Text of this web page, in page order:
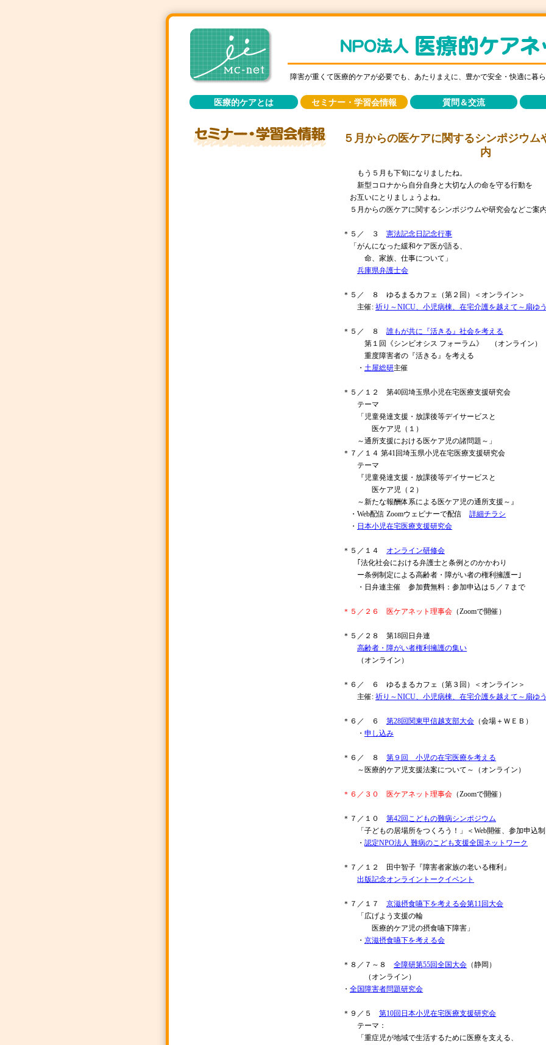
障害が重くて医療的ケアが必要でも、あたりまえに、豊かで安全・快適に暮
医療的ケアとは セミナー・学習会情報 質問＆交流
５月からの医ケアに関するシンポジウム
内
もう５月も下旬になりましたね。
新型コロナから自分自身と大切な人の命を守る行動を
お互いにとりましょうよね。
５月からの医ケアに関するシンポジウムや研究会などご案
＊５／ ３ 憲法記念日記念行事
「がんになった緩和ケア医が語る、
命、家族、仕事について」
兵庫県弁護士会
＊５／ ８ ゆるまるカフェ（第２回）＜オンライン＞
主催: 祈り～NICU、小児病棟、在宅介護を越えて～扇ゆ
＊５／ ８ 誰もが共に『活きる』社会を考える
第１回《シンビオシス フォーラム》 （オンライン）
重度障害者の『活きる』を考える
・ 土屋総研主催
＊５／１２ 第40回埼玉県小児在宅医療支援研究会
テーマ
「児童発達支援・放課後等デイサービスと
医ケア児（１）
～通所支援における医ケア児の諸問題～」
＊７／１４ 第41回埼玉県小児在宅医療支援研究会
テーマ
『児童発達支援・放課後等デイサービスと
医ケア児（２）
～新たな報酬体系による医ケア児の通所支援～』
・Web配信 Zoomウェビナーで配信 詳細チラシ
・ 日本小児在宅医療支援研究会
＊５／１４ オンライン研修会
｢法化社会における弁護士と条例とのかかわり
ー条例制定による高齢者・障がい者の権利擁護ー｣
・日弁連主催 参加費無料：参加申込は５／７まで
＊５／２６ 医ケアネット理事会 （Zoomで開催）
＊５／２８ 第18回日弁連
高齢者・障がい者権利擁護の集い
（オンライン）
＊６／ ６ ゆるまるカフェ（第３回）＜オンライン＞
主催: 祈り～NICU、小児病棟、在宅介護を越えて～扇ゆ
＊６／ ６ 第28回関東甲信越支部大会 （会場＋ＷＥＢ）
・ 申し込み
＊６／ ８ 第９回 小児の在宅医療を考える
～医療的ケア児支援法案について～（オンライン）
＊６／３０ 医ケアネット理事会 （Zoomで開催）
＊７／１０ 第42回こどもの難病シンポジウム
「子どもの居場所をつくろう！」＜Web開催、参加申込
・ 認定NPO法人 難病のこども支援全国ネットワーク
＊７／１２ 田中智子『障害者家族の老いる権利』
出版記念オンライントークイベント
＊７／１７ 京滋摂食嚥下を考える会​第11回大会
「広げよう支援の輪
医療的ケア児の摂食嚥下障害」
・ 京滋摂食嚥下を考える会
＊８／７～８ 全障研第55回全国大会 （静岡）
（オンライン）
・ 全国障害者問題研究会
＊９／５ 第10回日本小児在宅医療支援研究会
テーマ：
「重症児が地域で生活するために医療を支える、